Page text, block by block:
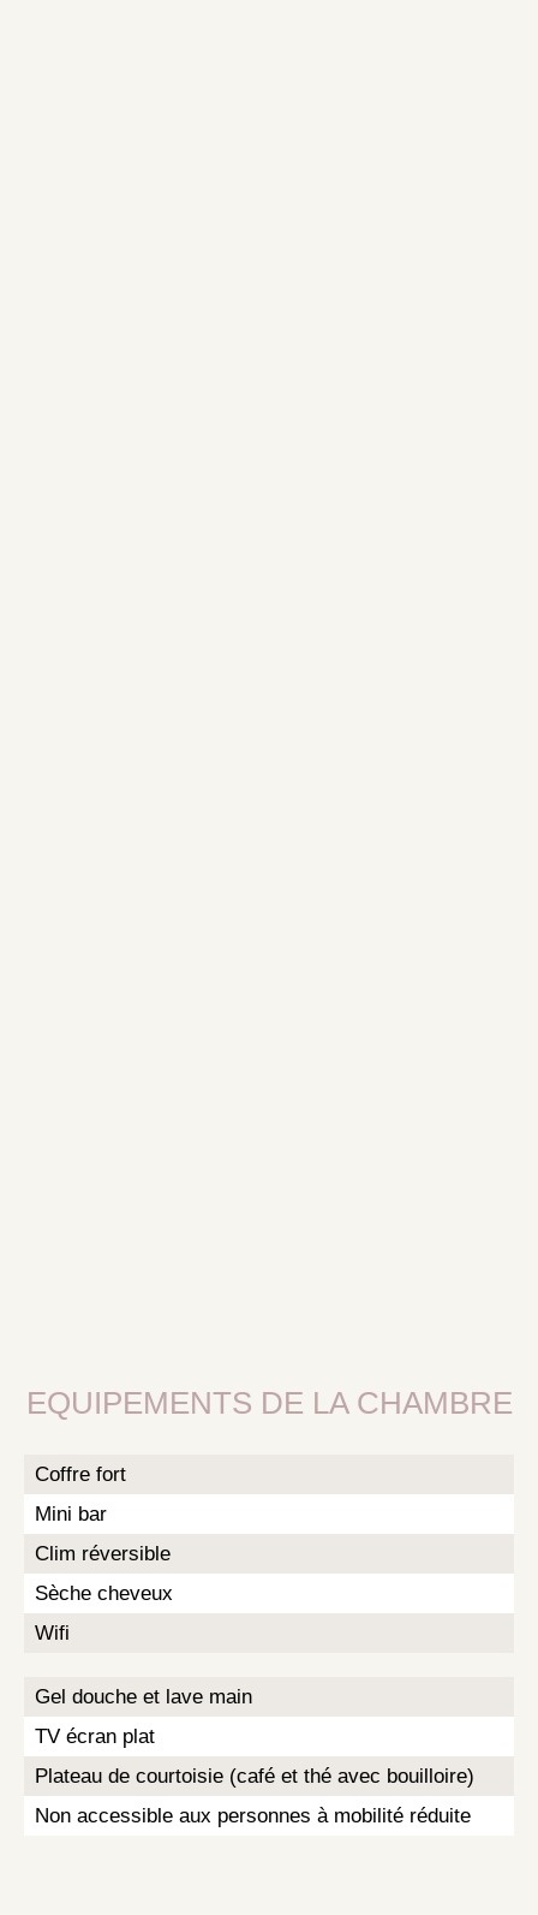
EQUIPEMENTS DE LA CHAMBRE
Coffre fort
Mini bar
Clim réversible
Sèche cheveux
Wifi
Gel douche et lave main
TV écran plat
Plateau de courtoisie (café et thé avec bouilloire)
Non accessible aux personnes à mobilité réduite